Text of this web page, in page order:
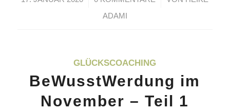
ADAMI
GLÜCKSCOACHING
BeWusstWerdung im
November – Teil 1